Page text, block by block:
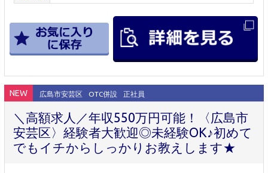
NEW 広島市安芸区 OTC併設 正社員
＼高額求人／年収550万円可能！〈広島市
安芸区〉経験者大歓迎◎未経験OK♪初めて
でもイチからしっかりお教えします★